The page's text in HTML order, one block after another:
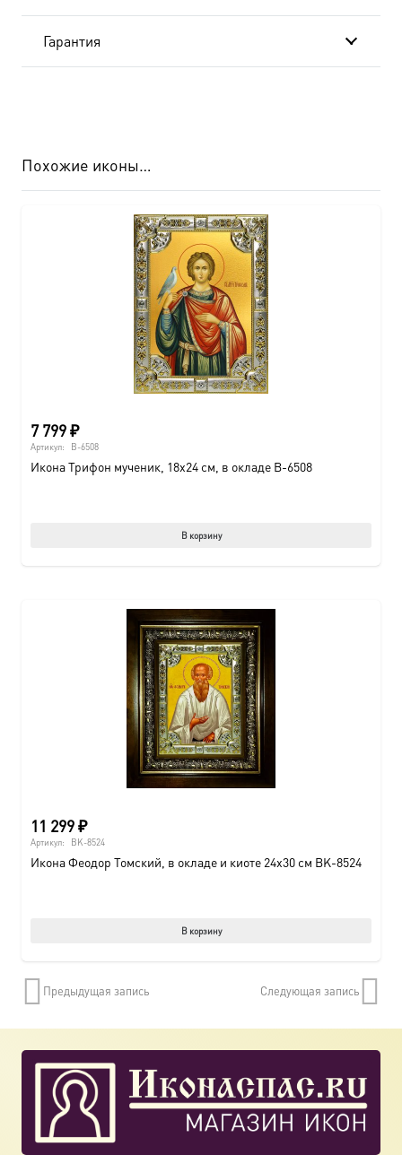
Гарантия
Похожие иконы…
7 799₽
Артикул: B-6508
Икона Трифон мученик, 18х24 см, в окладе B-6508
В корзину
11 299₽
Артикул: BK-8524
Икона Феодор Томский, в окладе и киоте 24х30 см BK-8524
В корзину
Предыдущая запись Следующая запись